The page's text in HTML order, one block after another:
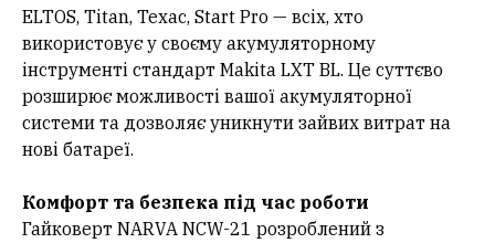
ELTOS, Titan, Texac, Start Pro — всіх, хто
використовує у своєму акумуляторному
інструменті стандарт Makita LXT BL. Це суттєво
розширює можливості вашої акумуляторної
системи та дозволяє уникнути зайвих витрат на
нові батареї.
Комфорт та безпека під час роботи
Гайковерт NARVA NCW-21 розроблений з